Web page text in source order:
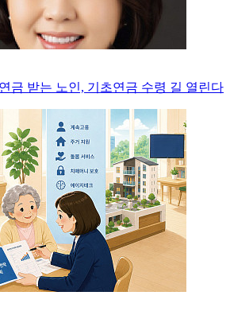
금 받는 노인, 기초연금 수령 길 열린다